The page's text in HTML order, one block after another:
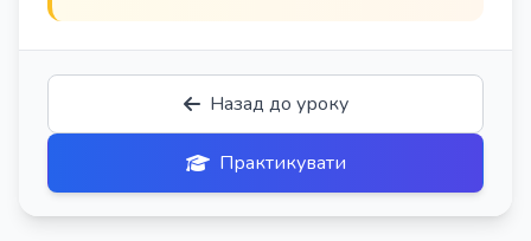
Назад до уроку
Практикувати